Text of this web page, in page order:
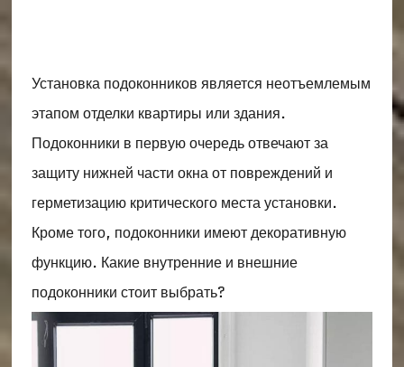
Установка подоконников является неотъемлемым
этапом отделки квартиры или здания.
Подоконники в первую очередь отвечают за
защиту нижней части окна от повреждений и
герметизацию критического места установки.
Кроме того, подоконники имеют декоративную
функцию. Какие внутренние и внешние
подоконники стоит выбрать?